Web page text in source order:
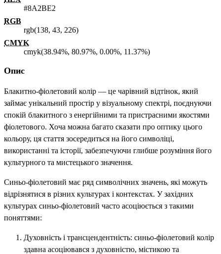
#8A2BE2
RGB
rgb(138, 43, 226)
CMYK
cmyk(38.94%, 80.97%, 0.00%, 11.37%)
Опис
Блакитно-фіолетовий колір — це чарівний відтінок, який
займає унікальний простір у візуальному спектрі, поєднуючи
спокій блакитного з енергійними та пристрасними якостями
фіолетового. Хоча можна багато сказати про оптику цього
кольору, ця стаття зосередиться на його символіці,
використанні та історії, забезпечуючи глибше розуміння його
культурного та мистецького значення.
Синьо-фіолетовий має ряд символічних значень, які можуть
відрізнятися в різних культурах і контекстах. У західних
культурах синьо-фіолетовий часто асоціюється з такими
поняттями:
Духовність і трансцендентність: синьо-фіолетовий колір
здавна асоціювався з духовністю, містикою та